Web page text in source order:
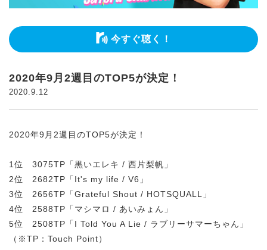
今すぐ聴く！
2020年9月2週目のTOP5が決定！
2020.9.12
2020年9月2週目のTOP5が決定！
1位 3075TP「黒いエレキ / 西片梨帆」
2位 2682TP「It's my life / V6」
3位 2656TP「Grateful Shout / HOTSQUALL」
4位 2588TP「マシマロ / あいみょん」
5位 2508TP「I Told You A Lie / ラブリーサマーちゃん」
（※TP：Touch Point）